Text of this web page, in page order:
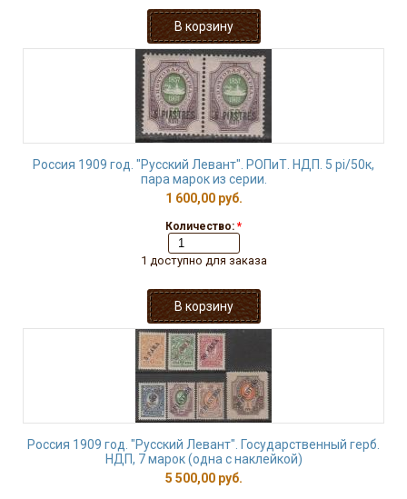
Россия 1909 год. "Русский Левант". РОПиТ. НДП. 5 pi/50к,
пара марок из серии.
1 600,00 руб.
Количество: *
1 доступно для заказа
Россия 1909 год. "Русский Левант". Государственный герб.
НДП, 7 марок (одна с наклейкой)
5 500,00 руб.